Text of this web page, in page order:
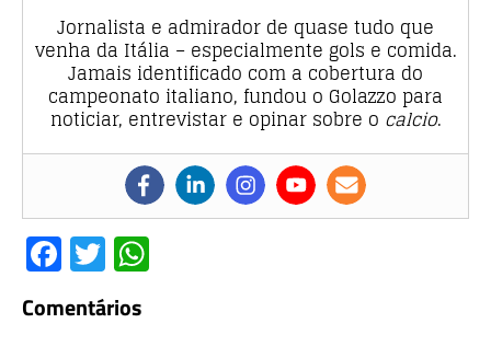
Jornalista e admirador de quase tudo que
venha da Itália – especialmente gols e comida.
Jamais identificado com a cobertura do
campeonato italiano, fundou o Golazzo para
noticiar, entrevistar e opinar sobre o calcio.
F
a
c
T
w
it
Comentários